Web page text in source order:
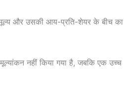
और उसकी आय-प्रति-शेयर के बीच का
नहीं किया गया है, जबकि एक उच्च